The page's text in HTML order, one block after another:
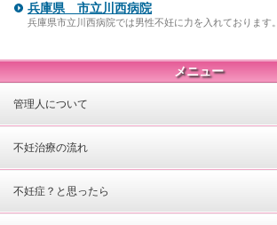
兵庫県 市立川西病院
兵庫県市立川西病院では男性不妊に力を入れております。
メニュー
管理人について
不妊治療の流れ
不妊症？と思ったら